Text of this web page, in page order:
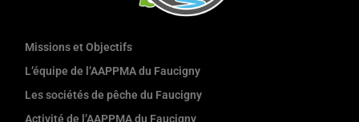
Missions et Objectifs
L’équipe de l’AAPPMA du Faucigny
Les sociétés de pêche du Faucigny
Activité de l’AAPPMA du Faucigny